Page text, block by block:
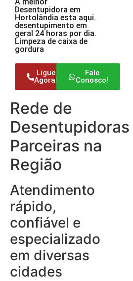
A melhor
Desentupidora em
Hortolândia esta aqui.
desentupimento em
geral 24 horas por dia.
Limpeza de caixa de
gordura
Ligue
Agora!
Fale
Conosco!
Rede de
Desentupidoras
Parceiras na
Região
Atendimento
rápido,
confiável e
especializado
em diversas
cidades